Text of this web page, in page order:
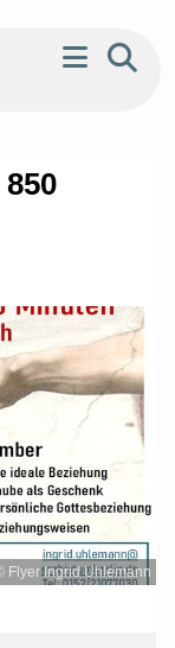
Flyer Ingrid Uhlemann